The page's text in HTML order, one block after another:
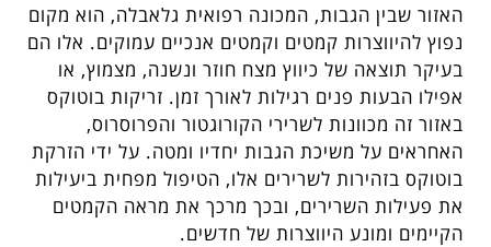
האזור שבין הגבות, המכונה רפואית גלאבלה, הוא מקום
נפוץ להיווצרות קמטים וקמטים אנכיים עמוקים. אלו הם
בעיקר תוצאה של כיווץ מצח חוזר ונשנה, מצמוץ, או
אפילו הבעות פנים רגילות לאורך זמן. זריקות בוטוקס
באזור זה מכוונות לשרירי הקורוגטור והפרוסרוס,
האחראים על משיכת הגבות יחדיו ומטה. על ידי הזרקת
בוטוקס בזהירות לשרירים אלו, הטיפול מפחית ביעילות
את פעילות השרירים, ובכך מרכך את מראה הקמטים
הקיימים ומונע היווצרות של חדשים.